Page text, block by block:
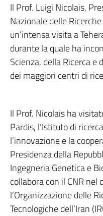
Il Prof. Luigi Nicolais,
Nazionale delle
un’intensa visita a
durante la quale ha
Scienza, della Ricerca e
dei maggiori centri di
Il Prof. Nicolaisha
Pardis, l’Istituto di
l’innovazione e la
Presidenza della
Ingegneria Genetica e
collabora con il CNR nel
l’Organizzazione delle
Tecnologiche dell’Iran